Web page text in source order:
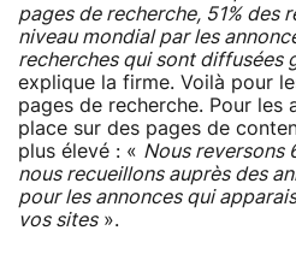
pages de recherche, 51% des
niveau mondial par les
recherches qui sont diffusées
explique la firme. Voilà pour
pages de recherche. Pour les
place sur des pages de
plus élevé : « Nous reversons
nous recueillons auprès des
pour les annonces qui
vos sites».